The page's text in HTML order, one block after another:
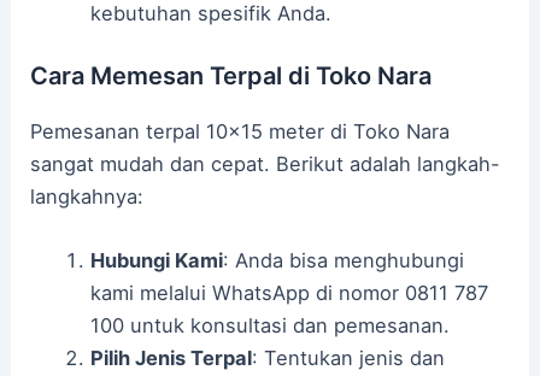
kebutuhan spesifik Anda.
Cara Memesan Terpal di Toko Nara
Pemesanan terpal 10×15 meter di Toko Nara
sangat mudah dan cepat. Berikut adalah langkah-
langkahnya:
Hubungi Kami: Anda bisa menghubungi
kami melalui WhatsApp di nomor 0811 787
100 untuk konsultasi dan pemesanan.
Pilih Jenis Terpal: Tentukan jenis dan